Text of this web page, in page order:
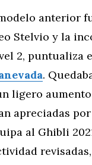
anterior
Stelvio y la
2, puntualiza
.
ligero
apreciadas
al Ghibli